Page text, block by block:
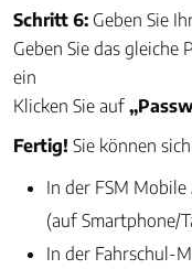
Schritt 6: Geben Sie
Geben Sie das
ein
Klicken Sie auf
Fertig! Sie können
In der FSM
(auf Smartphone/
In der Fahrschul-